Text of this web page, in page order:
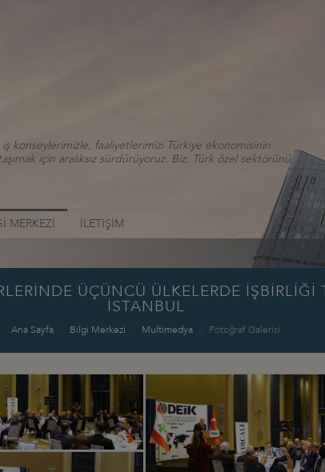
konseylerimizle, faaliyetlerimizi Türkiye ekonomisinin
için aralıksız sürdürüyoruz. Biz, Türk özel sektörünü
MERKEZİ İLETİŞİM
ÜÇÜNCÜ ÜLKELERDE
İSTANBUL
Ana Sayfa Bilgi Merkezi Multimedya Fotoğraf Galerisi